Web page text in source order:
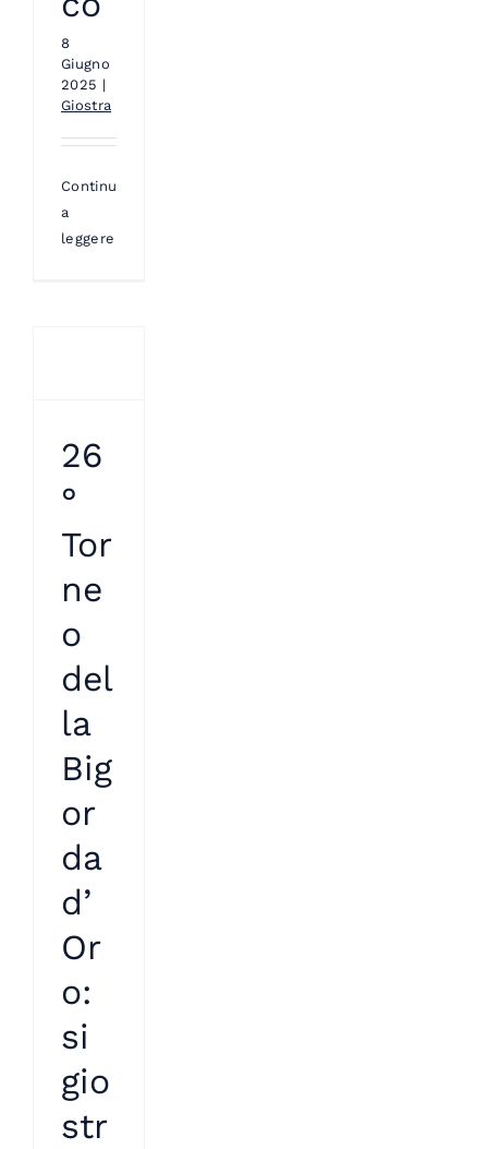
8
Giugno
2025 |
Giostra
Continua
a
leggere
26
°
Tor
ne
o
del
la
Big
or
da
d’
Or
o:
si
gio
str